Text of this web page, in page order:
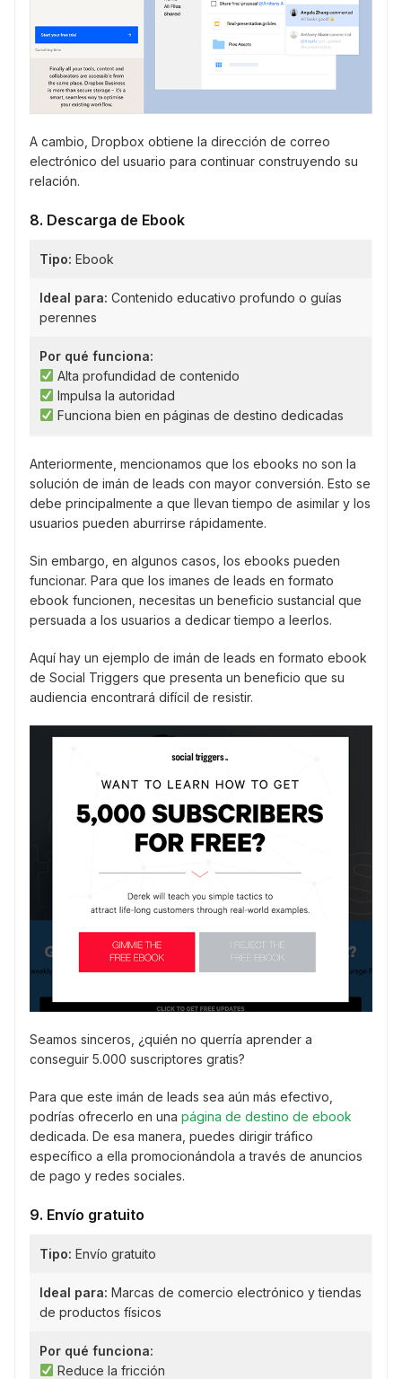
A cambio, Dropbox obtiene la dirección de correo
electrónico del usuario para continuar construyendo su
relación.
8. Descarga de Ebook
Tipo: Ebook
Ideal para: Contenido educativo profundo o guías
perennes
Por qué funciona:
Alta profundidad de contenido
Impulsa la autoridad
Funciona bien en páginas de destino dedicadas
Anteriormente, mencionamos que los ebooks no son la
solución de imán de leads con mayor conversión. Esto se
debe principalmente a que llevan tiempo de asimilar y los
usuarios pueden aburrirse rápidamente.
Sin embargo, en algunos casos, los ebooks pueden
funcionar. Para que los imanes de leads en formato
ebook funcionen, necesitas un beneficio sustancial que
persuada a los usuarios a dedicar tiempo a leerlos.
Aquí hay un ejemplo de imán de leads en formato ebook
de Social Triggers que presenta un beneficio que su
audiencia encontrará difícil de resistir.
Seamos sinceros, ¿quién no querría aprender a
conseguir 5.000 suscriptores gratis?
Para que este imán de leads sea aún más efectivo,
podrías ofrecerlo en una página de destino de ebook
dedicada. De esa manera, puedes dirigir tráfico
específico a ella promocionándola a través de anuncios
de pago y redes sociales.
9. Envío gratuito
Tipo: Envío gratuito
Ideal para: Marcas de comercio electrónico y tiendas
de productos físicos
Por qué funciona:
Reduce la fricción